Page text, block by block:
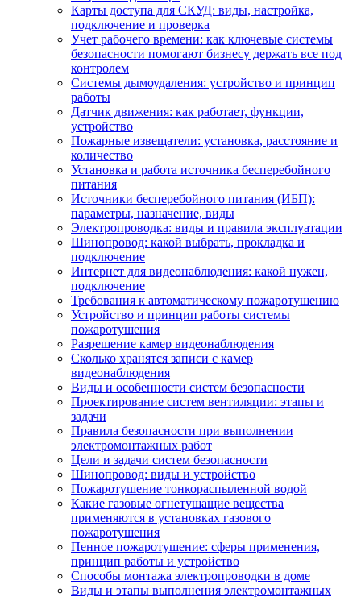
Карты доступа для СКУД: виды, настройка,
подключение и проверка
Учет рабочего времени: как ключевые системы
безопасности помогают бизнесу держать все под
контролем
Системы дымоудаления: устройство и принцип
работы
Датчик движения: как работает, функции,
устройство
Пожарные извещатели: установка, расстояние и
количество
Установка и работа источника бесперебойного
питания
Источники бесперебойного питания (ИБП):
параметры, назначение, виды
Электропроводка: виды и правила эксплуатации
Шинопровод: какой выбрать, прокладка и
подключение
Интернет для видеонаблюдения: какой нужен,
подключение
Требования к автоматическому пожаротушению
Устройство и принцип работы системы
пожаротушения
Разрешение камер видеонаблюдения
Сколько хранятся записи с камер
видеонаблюдения
Виды и особенности систем безопасности
Проектирование систем вентиляции: этапы и
задачи
Правила безопасности при выполнении
электромонтажных работ
Цели и задачи систем безопасности
Шинопровод: виды и устройство
Пожаротушение тонкораспыленной водой
Какие газовые огнетушащие вещества
применяются в установках газового
пожаротушения
Пенное пожаротушение: сферы применения,
принцип работы и устройство
Способы монтажа электропроводки в доме
Виды и этапы выполнения электромонтажных